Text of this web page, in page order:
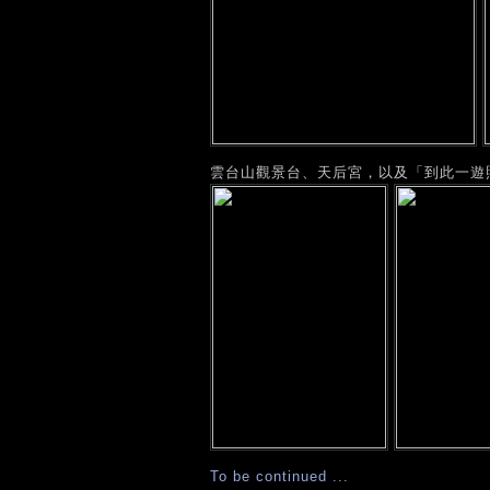
雲台山觀景台、天后宮，以及「到此一遊
To be continued ...